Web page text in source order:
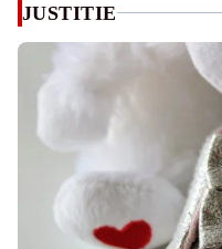
JUSTITIE